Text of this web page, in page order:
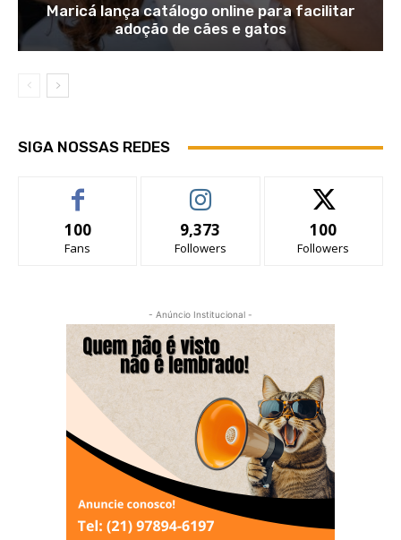
Maricá lança catálogo online para facilitar
adoção de cães e gatos
SIGA NOSSAS REDES
100
Fans
9,373
Followers
100
Followers
- Anúncio Institucional -